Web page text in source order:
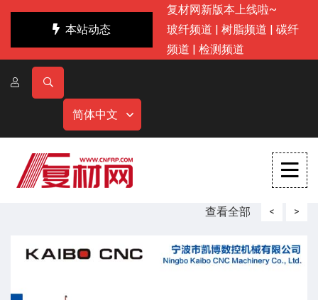
本站动态
复材网新版本上线啦~
玻纤频道 | 树脂频道 | 碳纤
频道 | 检测频道
简体中文
查看全部 < >